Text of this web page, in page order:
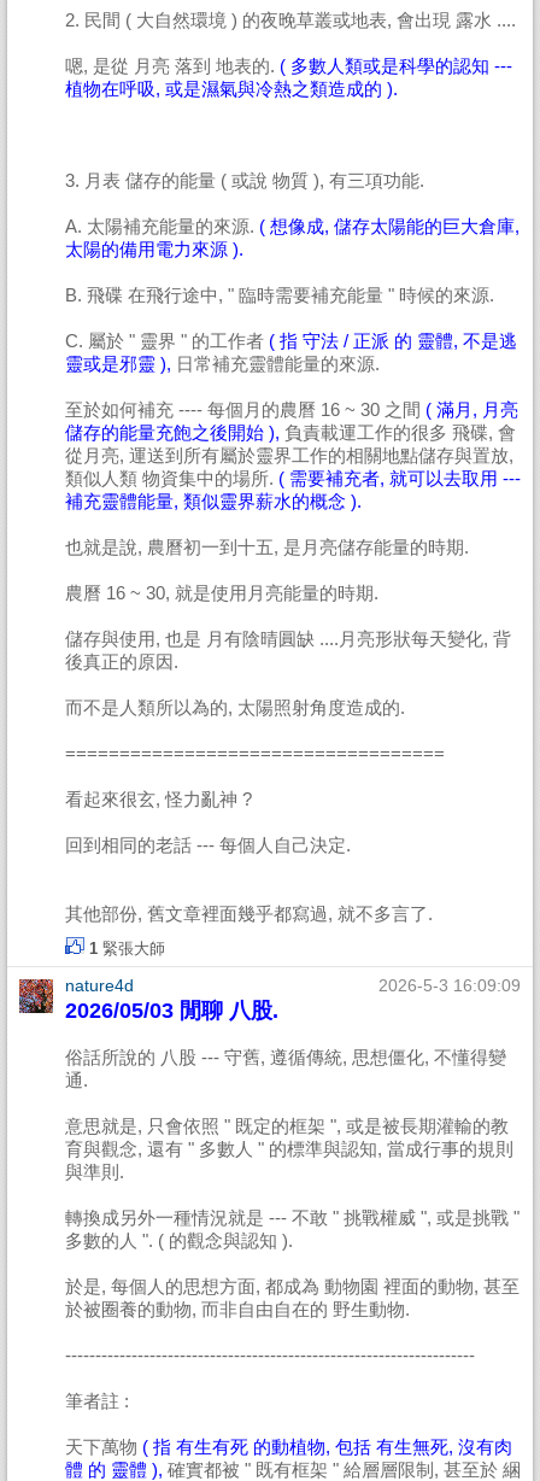
2. 民間 ( 大自然環境 ) 的夜晚草叢或地表, 會出現 露水 ....
嗯, 是從 月亮 落到 地表的. ( 多數人類或是科學的認知 ---
植物在呼吸, 或是濕氣與冷熱之類造成的 ).
3. 月表 儲存的能量 ( 或說 物質 ), 有三項功能.
A. 太陽補充能量的來源. ( 想像成, 儲存太陽能的巨大倉庫,
太陽的備用電力來源 ).
B. 飛碟 在飛行途中, " 臨時需要補充能量 " 時候的來源.
C. 屬於 " 靈界 " 的工作者 ( 指 守法 / 正派 的 靈體, 不是逃
靈或是邪靈 ), 日常補充靈體能量的來源.
至於如何補充 ---- 每個月的農曆 16 ~ 30 之間 ( 滿月, 月亮
儲存的能量充飽之後開始 ), 負責載運工作的很多 飛碟, 會
從月亮, 運送到所有屬於靈界工作的相關地點儲存與置放,
類似人類 物資集中的場所. ( 需要補充者, 就可以去取用 ---
補充靈體能量, 類似靈界薪水的概念 ).
也就是說, 農曆初一到十五, 是月亮儲存能量的時期.
農曆 16 ~ 30, 就是使用月亮能量的時期.
儲存與使用, 也是 月有陰晴圓缺 ....月亮形狀每天變化, 背
後真正的原因.
而不是人類所以為的, 太陽照射角度造成的.
===================================
看起來很玄, 怪力亂神 ?
回到相同的老話 --- 每個人自己決定.
其他部份, 舊文章裡面幾乎都寫過, 就不多言了.
1 緊張大師
nature4d 2026-5-3 16:09:09
2026/05/03 閒聊 八股.
俗話所說的 八股 --- 守舊, 遵循傳統, 思想僵化, 不懂得變
通.
意思就是, 只會依照 " 既定的框架 ", 或是被長期灌輸的教
育與觀念, 還有 " 多數人 " 的標準與認知, 當成行事的規則
與準則.
轉換成另外一種情況就是 --- 不敢 " 挑戰權威 ", 或是挑戰 "
多數的人 ". ( 的觀念與認知 ).
於是, 每個人的思想方面, 都成為 動物園 裡面的動物, 甚至
於被圈養的動物, 而非自由自在的 野生動物.
--------------------------------------------------------------------
筆者註 :
天下萬物 ( 指 有生有死 的動植物, 包括 有生無死, 沒有肉
體 的 靈體 ), 確實都被 " 既有框架 " 給層層限制, 甚至於 綑